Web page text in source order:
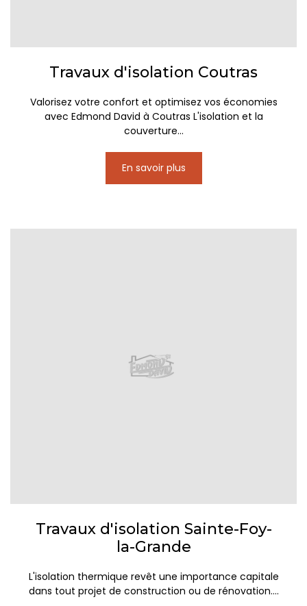
Travaux d'isolation Coutras
Valorisez votre confort et optimisez vos économies
avec Edmond David à Coutras L'isolation et la
couverture...
En savoir plus
Travaux d'isolation Sainte-Foy-
la-Grande
L'isolation thermique revêt une importance capitale
dans tout projet de construction ou de rénovation....